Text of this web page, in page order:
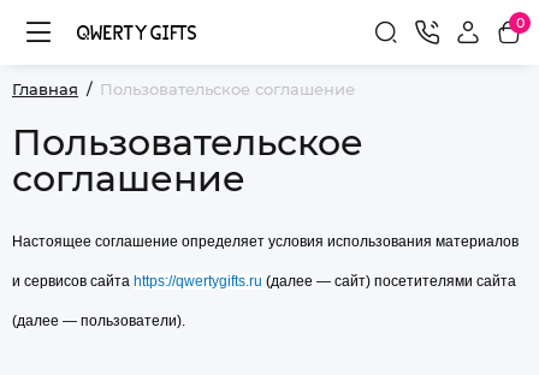
0
Главная Пользовательское соглашение
Пользовательское
соглашение
Настоящее соглашение определяет условия использования материалов
и сервисов сайта https://qwertygifts.ru (далее — сайт) посетителями сайта
(далее — пользователи).